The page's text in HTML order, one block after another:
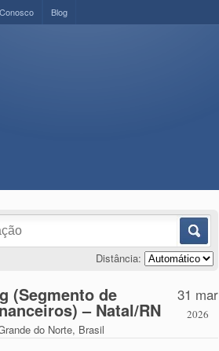
Blog
Distância:
31 mar
2026
(Segmento de
– Natal/RN
do Norte, Brasil